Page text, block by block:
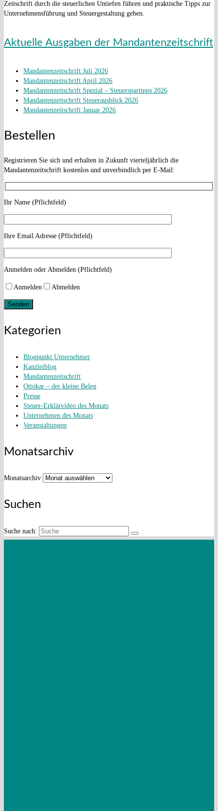
Zeitschrift durch die steuerlichen Untiefen führen und praktische Tipps zur
Unternehmensführung und Steuergestaltung geben.
Aktuelle Ausgaben der Mandantenzeitschrift
Mandantenzeitschrift Juli 2026
Mandantenzeitschrift April 2026
Mandantenzeitschrift Spezial – Steuerspartipps 2026
Mandantenzeitschrift Steuerausblick 2026
Mandantenzeitschrift Januar 2026
Bestellen
Registrieren Sie sich und erhalten in Zukunft vierteljährlich die
Mandantenzeitschrift kostenlos und unverbindlich per E-Mail:
Ihr Name (Pflichtfeld)
Ihre Email Adresse (Pflichtfeld)
Anmelden oder Abmelden (Pflichtfeld)
Anmelden Abmelden
Kategorien
Blogpunkt Unternehmer
Kanzleiblog
Mandantenzeitschrift
Ottokar – der kleine Beleg
Presse
Steuer-Erklärvideo des Monats
Unternehmen des Monats
Veranstaltungen
Monatsarchiv
Monatsarchiv
Suchen
Suche nach: